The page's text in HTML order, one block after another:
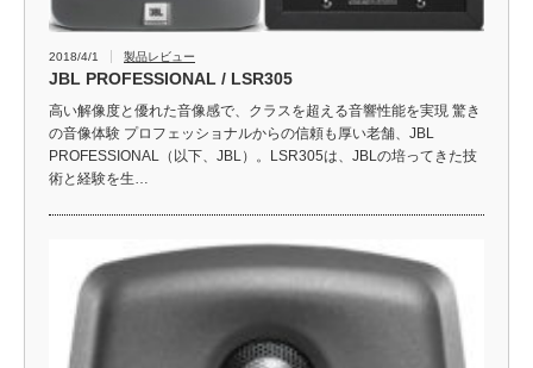
2018/4/1 製品レビュー
JBL PROFESSIONAL / LSR305
高い解像度と優れた音像感で、クラスを超える音響性能を実現 驚き
の音像体験 プロフェッショナルからの信頼も厚い老舗、JBL
PROFESSIONAL（以下、JBL）。LSR305は、JBLの培ってきた技
術と経験を生…